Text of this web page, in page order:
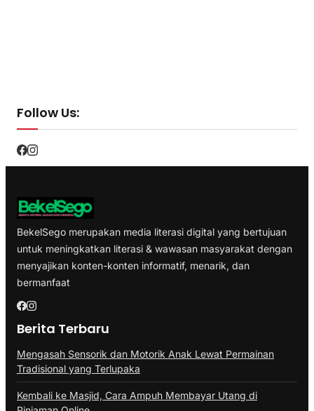
Follow Us:
BekelSego merupakan media literasi digital yang bertujuan
untuk meningkatkan literasi & wawasan masyarakat dengan
menyajikan konten-konten informatif, menarik, dan
bermanfaat
Berita Terbaru
Mengasah Sensorik dan Motorik Anak Lewat Permainan
Tradisional yang Terlupaka
Kembali ke Masjid, Cara Ampuh Membayar Utang di